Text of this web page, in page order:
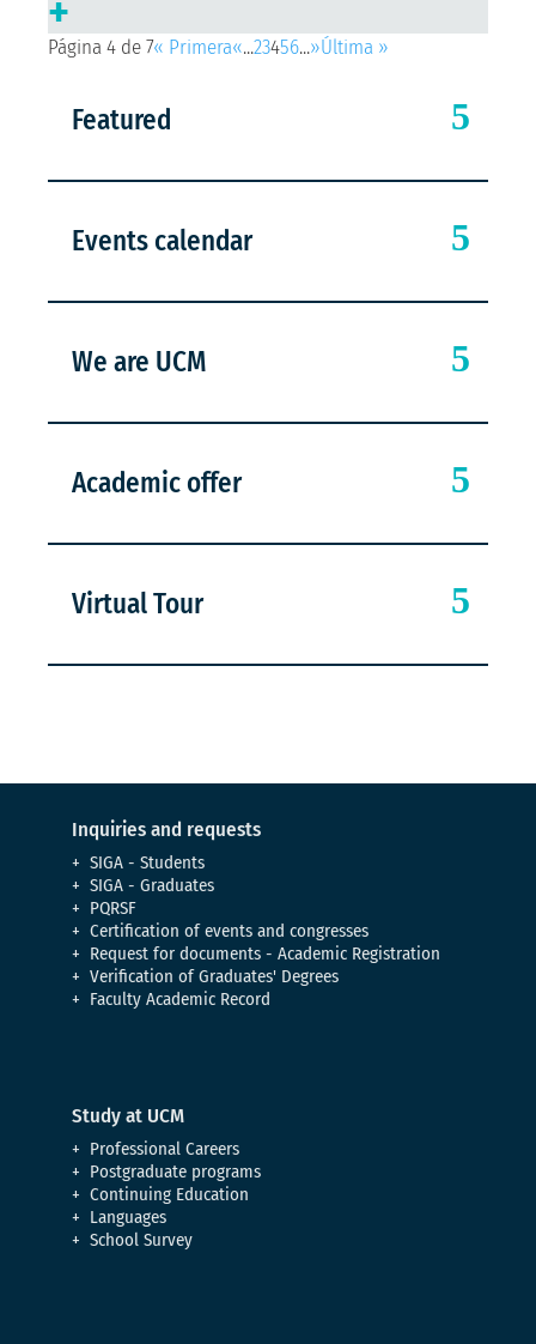
Página 4 de 7« Primera«...23456...»Última »
Featured
Events calendar
We are UCM
Academic offer
Virtual Tour
Inquiries and requests
SIGA - Students
SIGA - Graduates
PQRSF
Certification of events and congresses
Request for documents - Academic Registration
Verification of Graduates' Degrees
Faculty Academic Record
Study at UCM
Professional Careers
Postgraduate programs
Continuing Education
Languages
School Survey